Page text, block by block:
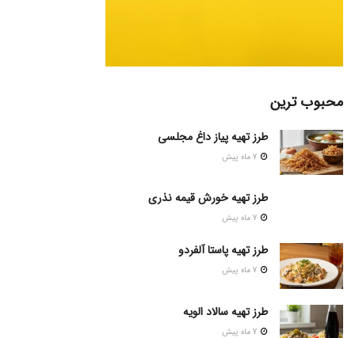
محبوب ترین
طرز تهیه پیاز داغ مجلسی
طرز تهیه خورش قیمه نذری
طرز تهیه پاستا آلفردو
طرز تهیه سالاد الویه